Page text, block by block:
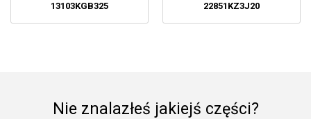
13103KGB325 22851KZ3J20
Nie znalazłeś jakiejś części?